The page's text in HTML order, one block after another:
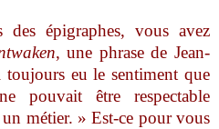
épigraphes, vous avez
, une phrase de Jean-
toujours eu le sentiment que
pouvait être respectable
un métier. » Est-ce pour vous